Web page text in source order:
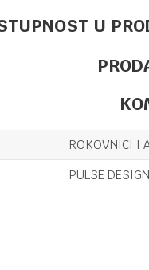
ROKOVNICI I
PULSE DESIGN